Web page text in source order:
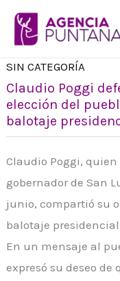
SIN CATEGORÍA
Claudio Poggi
elección del
balotaje
Claudio Poggi,
gobernador de San
junio, compartió su
balotaje
En un mensaje al
expresó su deseo de